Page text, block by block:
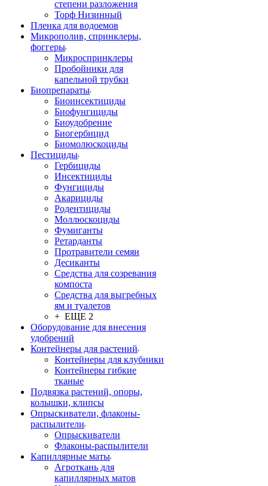
степени разложения
Торф Низинный
Пленка для водоемов
Микрополив, спринклеры,
фоггеры
Микроспринклеры
Пробойники для
капельной трубки
Биопрепараты
Биоинсектициды
Биофунгициды
Биоудобрение
Биогербицид
Биомолюскоциды
Пестициды
Гербициды
Инсектициды
Фунгициды
Акарициды
Родентициды
Моллюскоциды
Фумиганты
Ретарданты
Протравители семян
Десиканты
Средства для созревания
компоста
Средства для выгребных
ям и туалетов
+ ЕЩЕ 2
Оборудование для внесения
удобрений
Контейнеры для растений
Контейнеры для клубники
Контейнеры гибкие
тканые
Подвязка растений, опоры,
колышки, клипсы
Опрыскиватели, флаконы-
распылители
Опрыскиватели
Флаконы-распылители
Капиллярные маты
Агроткань для
капиллярных матов